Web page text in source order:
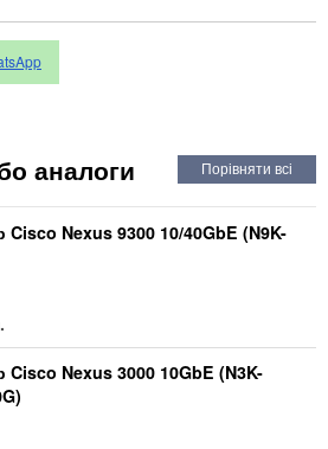
аналоги
Cisco Nexus 9300 10/40GbE (N9K-
Cisco Nexus 3000 10GbE (N3K-